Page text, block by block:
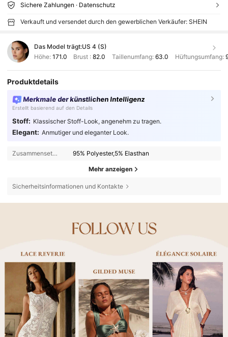
Sichere Zahlungen · Datenschutz
Verkauft und versendet durch den gewerblichen Verkäufer: SHEIN
Das Model trägt:US 4 (S)
Höhe: 171.0 Brust :82.0 Taillenumfang: 63.0 Hüftungsumfang:
Produktdetails
Merkmale der künstlichen Intelligenz
Erstellt basierend auf den Details
Stoff: Klassischer Stoff-Look, angenehm zu tragen.
Elegant: Anmutiger und eleganter Look.
Zusammensetzung: 95% Polyester,5% Elasthan
Mehr anzeigen
Sicherheitsinformationen und Kontakte